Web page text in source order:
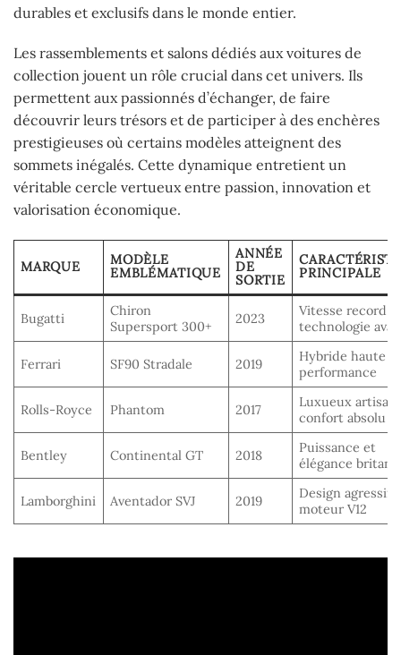
durables et exclusifs dans le monde entier.
Les rassemblements et salons dédiés aux voitures de
collection jouent un rôle crucial dans cet univers. Ils
permettent aux passionnés d’échanger, de faire
découvrir leurs trésors et de participer à des enchères
prestigieuses où certains modèles atteignent des
sommets inégalés. Cette dynamique entretient un
véritable cercle vertueux entre passion, innovation et
valorisation économique.
MARQUE
MODÈLE
EMBLÉMATIQUE
ANNÉE
DE
SORTIE
PRINCIPALE
Bugatti
Chiron
Supersport 300+
2023
Vitesse record
technologie
Ferrari SF90 Stradale 2019
Hybride haute
performance
Rolls-Royce Phantom 2017
Luxueux
confort absolu
Bentley Continental GT 2018
Puissance et
élégance
Lamborghini Aventador SVJ 2019
Design agressif
moteur V12